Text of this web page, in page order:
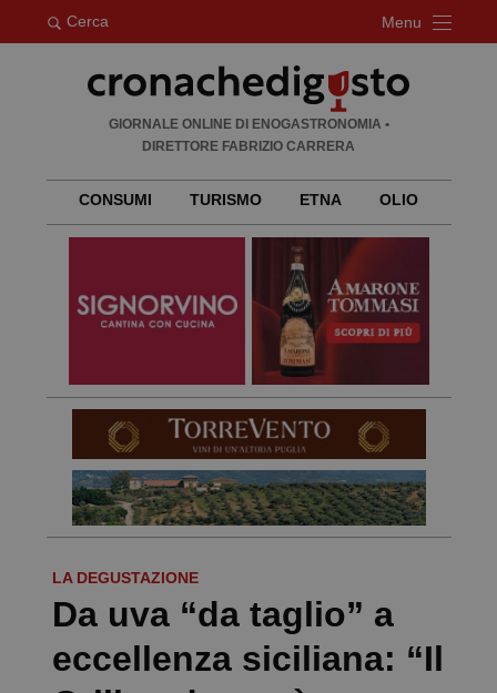
Cerca Menu
per:
GIORNALE ONLINE DI ENOGASTRONOMIA •
DIRETTORE FABRIZIO CARRERA
CONSUMI TURISMO ETNA OLIO
LA DEGUSTAZIONE
Da uva “da taglio” a
eccellenza siciliana: “Il